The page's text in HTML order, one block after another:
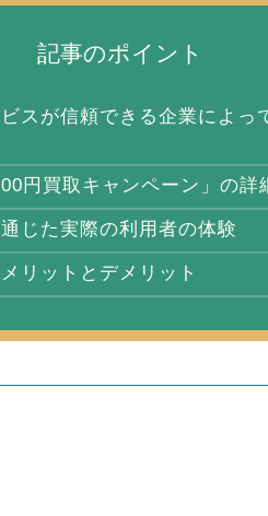
記事のポイント
スが信頼できる企業によっ
円買取キャンペーン」の詳
じた実際の利用者の体験
リットとデメリット